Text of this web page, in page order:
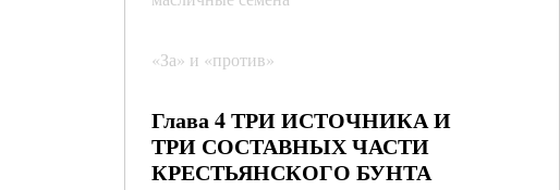
«За» и «против»
Глава 4 ТРИ ИСТОЧНИКА И
ТРИ СОСТАВНЫХ ЧАСТИ
КРЕСТЬЯНСКОГО БУНТА